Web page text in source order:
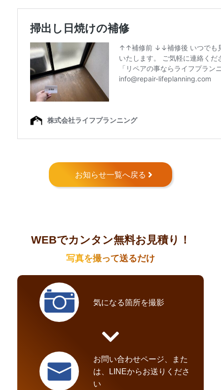
お知らせ一覧へ戻る
WEBでカンタン無料お見積り！
写真を撮って送るだけ
気になる箇所を撮影
お問い合わせページ、また
は、LINEからお送りくださ
い